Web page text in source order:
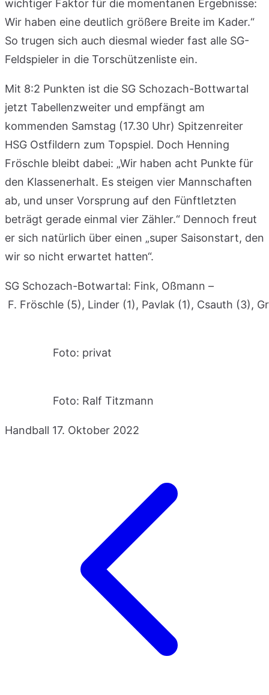
wichtiger Faktor für die momentanen Ergebnisse:
Wir haben eine deutlich größere Breite im Kader.“
So trugen sich auch diesmal wieder fast alle SG-
Feldspieler in die Torschützenliste ein.
Mit 8:2 Punkten ist die SG Schozach-Bottwartal
jetzt Tabellenzweiter und empfängt am
kommenden Samstag (17.30 Uhr) Spitzenreiter
HSG Ostfildern zum Topspiel. Doch Henning
Fröschle bleibt dabei: „Wir haben acht Punkte für
den Klassenerhalt. Es steigen vier Mannschaften
ab, und unser Vorsprung auf den Fünftletzten
beträgt gerade einmal vier Zähler.“ Dennoch freut
er sich natürlich über einen „super Saisonstart, den
wir so nicht erwartet hatten“.
SG Schozach-Botwartal: Fink, Oßmann –
F. Fröschle (5), Linder (1), Pavlak (1), Csauth (3),
Foto: privat
Foto: Ralf Titzmann
Handball 17. Oktober 2022